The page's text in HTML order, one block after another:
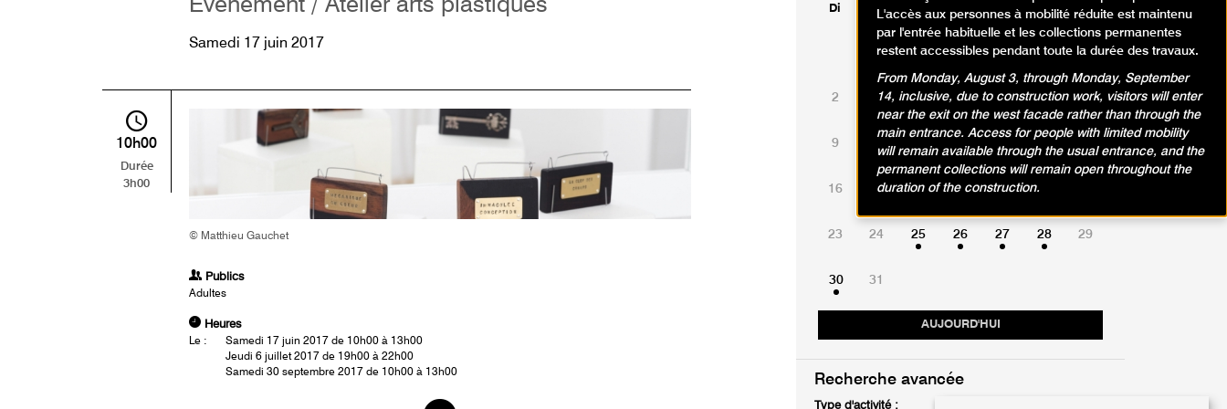
Événement / Atelier arts plastiques
Samedi 17 juin 2017
© Matthieu Gauchet
10h00
Durée
3h00
Publics
Adultes
Heures
Le :
Samedi 17 juin 2017 de 10h00 à 13h00
Jeudi 6 juillet 2017 de 19h00 à 22h00
Samedi 30 septembre 2017 de 10h00 à 13h00
Di Lu Ma Ve Sa
AUJOURD'HUI
1
2 3 4 5 6 7 8
9 12 13 14
16 17 18 19 20 21
23 24 25 26 27 28 29
30 31
Recherche avancée
Type d'activité :
L'accès aux personnes à mobilité réduite est maintenu
par l'entrée habituelle et les collections permanentes
restent accessibles pendant toute la durée des travaux.
From Monday, August 3, through Monday, September
14, inclusive, due to construction work, visitors will enter
near the exit on the west facade rather than through the
main entrance. Access for people with limited mobility
will remain available through the usual entrance, and the
permanent collections will remain open throughout the
duration of the construction.